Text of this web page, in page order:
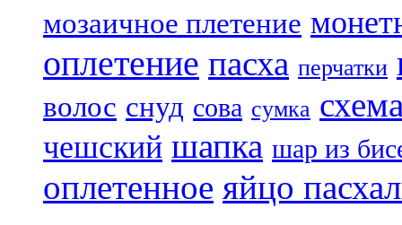
мозаичное плетение
оплетение пасха перчатки
волос снуд сова сумка
чешский шапка шар из
оплетенное яйцо